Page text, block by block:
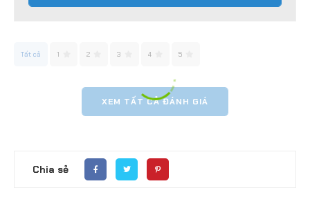
Tất cả 1 2 3 4 5
XEM TẤT CẢ ĐÁNH GIÁ
Chia sẻ